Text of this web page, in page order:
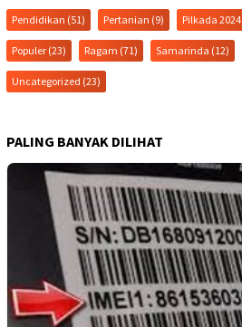
Pendidikan (51) Pertanian (9) Pilkada 2024
Populer (23) Ragam (71) Samarinda (12)
Uncategorized (23)
PALING BANYAK DILIHAT